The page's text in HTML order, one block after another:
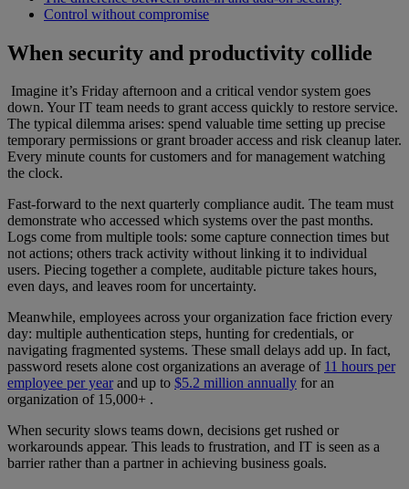
Control without compromise
When security and productivity collide
Imagine it’s Friday afternoon and a critical vendor system goes
down. Your IT team needs to grant access quickly to restore service.
The typical dilemma arises: spend valuable time setting up precise
temporary permissions or grant broader access and risk cleanup later.
Every minute counts for customers and for management watching
the clock.
Fast-forward to the next quarterly compliance audit. The team must
demonstrate who accessed which systems over the past months.
Logs come from multiple tools: some capture connection times but
not actions; others track activity without linking it to individual
users. Piecing together a complete, auditable picture takes hours,
even days, and leaves room for uncertainty.
Meanwhile, employees across your organization face friction every
day: multiple authentication steps, hunting for credentials, or
navigating fragmented systems. These small delays add up. In fact,
password resets alone cost organizations an average of 11 hours per
employee per yearand up to $5.2 million annually for an
organization of 15,000+ .
When security slows teams down, decisions get rushed or
workarounds appear. This leads to frustration, and IT is seen as a
barrier rather than a partner in achieving business goals.